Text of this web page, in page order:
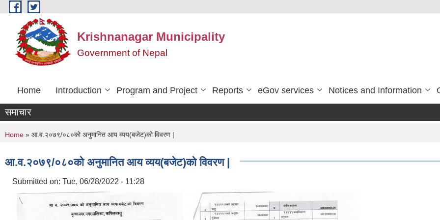
Skip to main content
Krishnanagar Municipality
Government of Nepal
Home Introduction Program and Project Reports eGov services Notices and Information
समाचार
You are here
Home » आ.व.२०७९/०८०को अनुमानित आय व्यय(बजेट)को विवरण |
आ.व.२०७९/०८०को अनुमानित आय व्यय(बजेट)को विवरण |
Submitted on: Tue, 06/28/2022 - 11:28